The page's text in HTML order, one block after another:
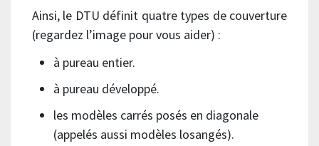
Ainsi, le DTU définit quatre types de couverture
(regardez l’image pour vous aider) :
à pureau entier.
à pureau développé.
les modèles carrés posés en diagonale
(appelés aussi modèles losangés).